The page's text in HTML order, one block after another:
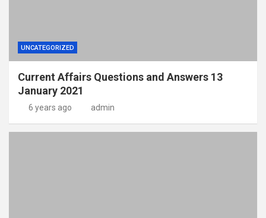
UNCATEGORIZED
Current Affairs Questions and Answers 13
January 2021
6 years ago admin